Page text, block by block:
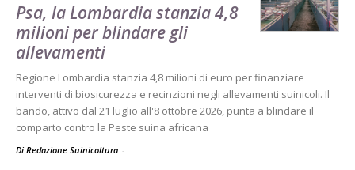
Psa, la Lombardia stanzia 4,8
milioni per blindare gli
allevamenti
Regione Lombardia stanzia 4,8 milioni di euro per finanziare
interventi di biosicurezza e recinzioni negli allevamenti suinicoli. Il
bando, attivo dal 21 luglio all'8 ottobre 2026, punta a blindare il
comparto contro la Peste suina africana
Di Redazione Suinicoltura -